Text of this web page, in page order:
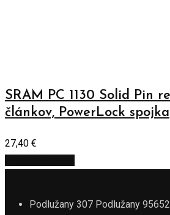
SRAM PC 1130 Solid Pin
článkov, PowerLock spojka
27,40 €
Podlužany 307 Podlužany 95652